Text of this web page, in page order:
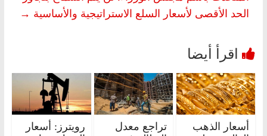
الحد الأقصى لأسعار السلع الاستراتيجية والأساسية →
أسعار الذهب
تراجع معدل
رويترز: أسعار